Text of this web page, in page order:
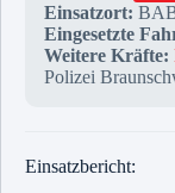
Einsatzort:
Eingesetzte
Weitere Kräfte:
Polizei
Einsatzbericht: